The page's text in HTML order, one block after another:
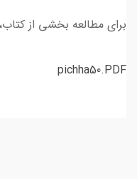
برای مطالعه بخشی از
pichha50.PDF